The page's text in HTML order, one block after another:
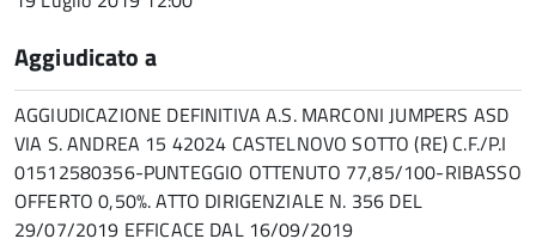
Aggiudicato a
AGGIUDICAZIONE DEFINITIVA A.S. MARCONI JUMPERS ASD
VIA S. ANDREA 15 42024 CASTELNOVO SOTTO (RE) C.F./P.I
01512580356-PUNTEGGIO OTTENUTO 77,85/100-RIBASSO
OFFERTO 0,50%. ATTO DIRIGENZIALE N. 356 DEL
29/07/2019 EFFICACE DAL 16/09/2019